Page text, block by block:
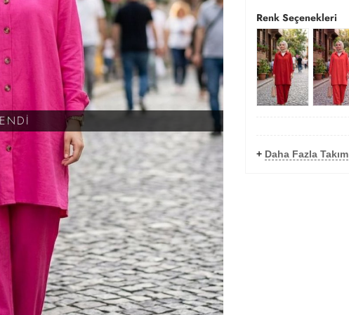
Renk Seçenekleri
+ Daha Fazla Takım